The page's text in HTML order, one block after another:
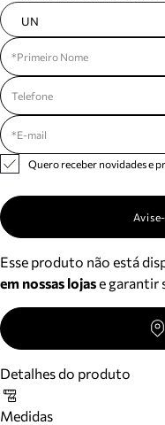
UN
Quero receber novidades e
Esse produto não está
em nossas lojase garantir
Detalhes do produto
Medidas